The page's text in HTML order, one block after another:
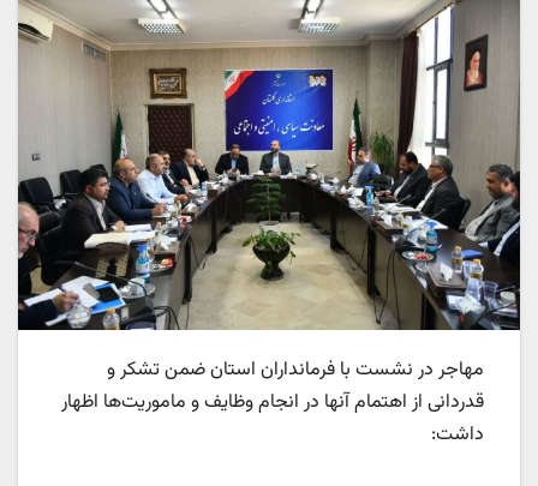
مهاجر در نشست با فرمانداران استان ضمن تشکر و
قدردانی از اهتمام آنها در انجام وظایف و ماموریت‌ها اظهار
داشت: